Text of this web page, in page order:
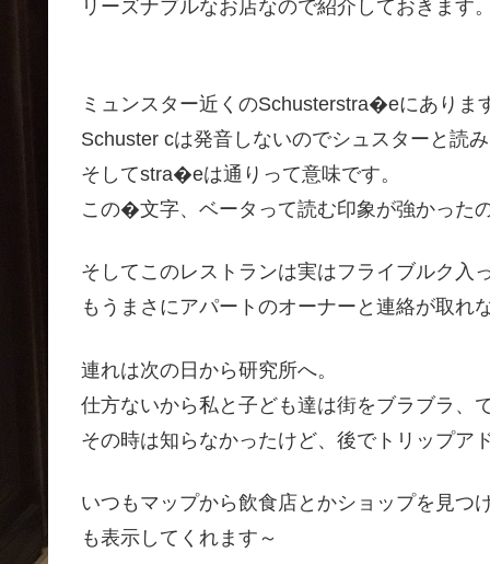
リーズナブルなお店なので紹介しておきます。
ミュンスター近くのSchusterstra�eにありま
Schuster cは発音しないのでシュスターと読み
そしてstra�eは通りって意味です。
この�文字、ベータって読む印象が強かった
そしてこのレストランは実はフライブルク入
もうまさにアパートのオーナーと連絡が取れ
連れは次の日から研究所へ。
仕方ないから私と子ども達は街をブラブラ、
その時は知らなかったけど、後でトリップア
いつもマップから飲食店とかショップを見つ
も表示してくれます～